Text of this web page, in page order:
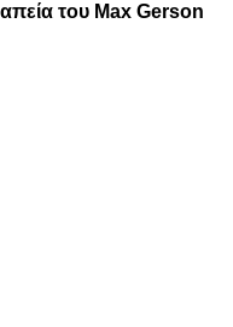
του Max Gerson